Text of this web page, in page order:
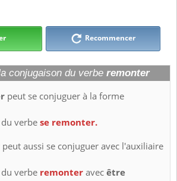
Recommencer
conjugaison du verbe remonter
peut se conjuguer à la forme
du verbese remonter.
aussi se conjuguer avec l'auxiliaire
du verbe remonteravecêtre